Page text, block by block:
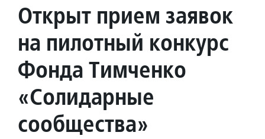
Открыт прием заявок
на пилотный конкурс
Фонда Тимченко
«Солидарные
сообщества»